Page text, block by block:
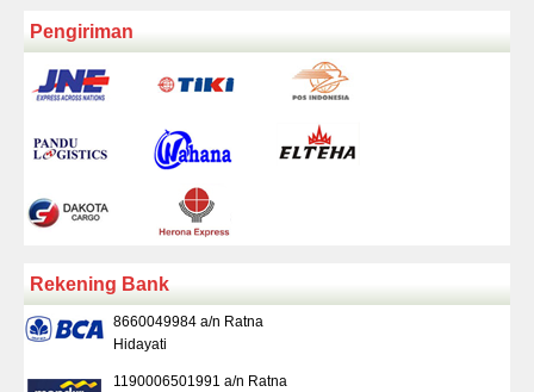
Pengiriman
Rekening Bank
8660049984 a/n Ratna
Hidayati
1190006501991 a/n Ratna